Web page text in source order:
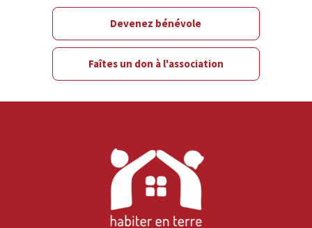
Devenez bénévole
Faîtes un don à l'association